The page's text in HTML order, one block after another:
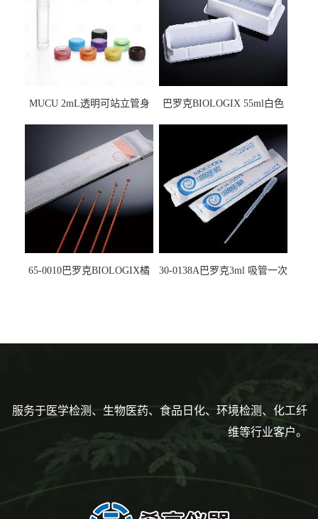
MUCU 2mL透明可站立管身
巴罗克BIOLOGIX 55ml白色
马射线灭菌25-0051
65-0010巴罗克BIOLOGIX橘
30-0138A巴罗克3ml 吸管一次
服务于医学检测、生物医药、食品日化、环境检测、化工纤
维等行业客户。